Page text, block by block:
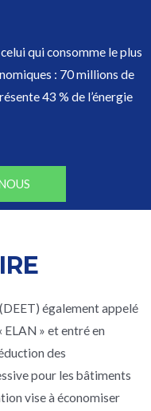
qui consomme le plus
: 70 millions de
43 % de l’énergie
également appelé
ELAN » et entré en
des
pour les bâtiments
vise à économiser